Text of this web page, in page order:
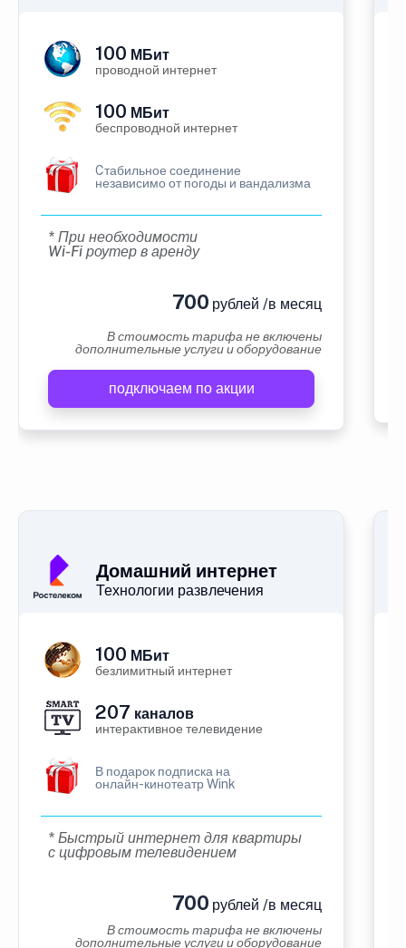
100 МБит
проводной интернет
100 МБит
беспроводной интернет
Cтабильное соединение
независимо от погоды и вандализма
* При необходимости
Wi-Fi роутер в аренду
700 рублей /в месяц
В стоимость тарифа не включены
дополнительные услуги и оборудование
подключаем по акции
Домашний интернет
Технологии развлечения
100 МБит
безлимитный интернет
207 каналов
интерактивное телевидение
В подарок подписка на
онлайн-кинотеатр Wink
* Быстрый интернет для квартиры
с цифровым телевидением
700 рублей /в месяц
В стоимость тарифа не включены
дополнительные услуги и оборудование